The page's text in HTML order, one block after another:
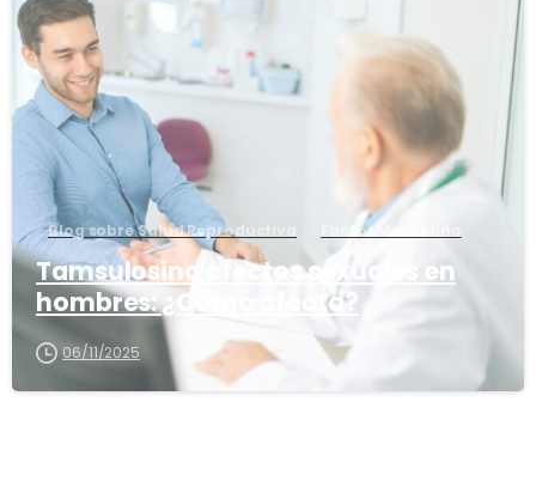
Blog sobre Salud Reproductiva Factor Masculino
Tamsulosina efectos sexuales en
hombres: ¿Cómo afecta?
06/11/2025